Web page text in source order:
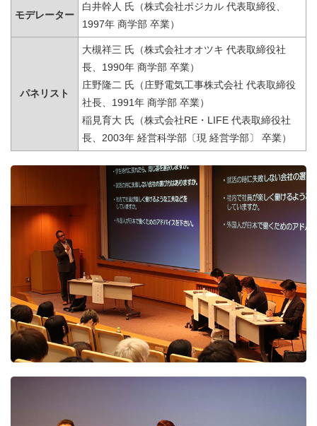
モデレーター
白井幹人 氏（株式会社ポジカル 代表取締役、
1997年 商学部 卒業）
パネリスト
大槻祥三 氏（株式会社オオツキ 代表取締役社
長、1990年 商学部 卒業）
庄野隆二 氏（庄野電気工事株式会社 代表取締役
社長、1991年 商学部 卒業）
稲見育大 氏（株式会社RE・LIFE 代表取締役社
長、2003年 経営科学部〔現 経営学部〕 卒業）